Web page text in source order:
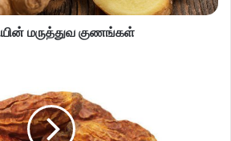
மருத்துவ குணங்கள்